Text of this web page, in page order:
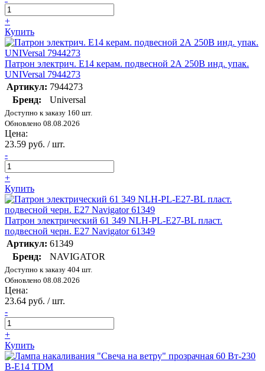
+
Купить
Патрон электрич. E14 керам. подвесной 2А 250В инд. упак.
UNIVersal 7944273
Артикул: 7944273
Бренд:
Universal
Доступно к заказу 160 шт.
Обновлено 08.08.2026
Цена:
23.59 руб. / шт.
-
+
Купить
Патрон электрический 61 349 NLH-PL-E27-BL пласт.
подвесной черн. E27 Navigator 61349
Артикул: 61349
Бренд:
NAVIGATOR
Доступно к заказу 404 шт.
Обновлено 08.08.2026
Цена:
23.64 руб. / шт.
-
+
Купить